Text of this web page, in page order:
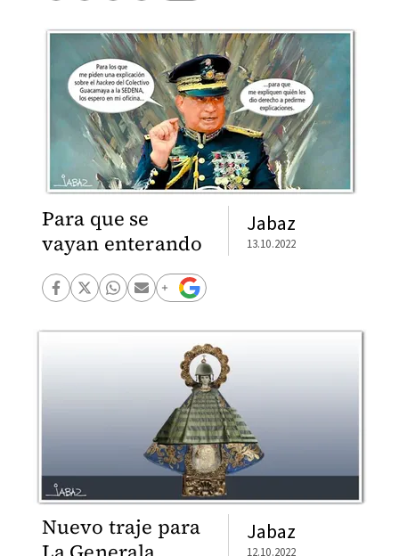
Para que se
vayan enterando
Jabaz
13.10.2022
Nuevo traje para
Jabaz
12.10.2022